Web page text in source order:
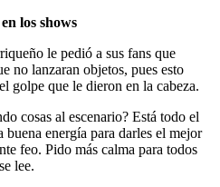
los shows
le pedió a sus fans que
no lanzaran objetos, pues esto
golpe que le dieron en la cabeza.
cosas al escenario? Está todo el
energía para darles el mejor
feo. Pido más calma para todos
lee.